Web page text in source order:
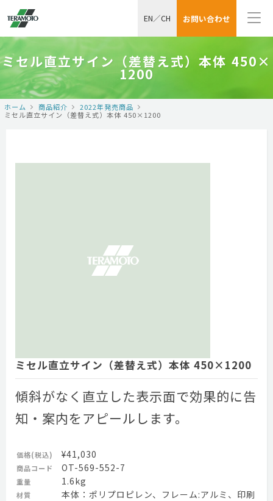
お問い合わせ
EN／CH
ミセル直立サイン（差替え式）本体 450×
1200
ホーム 商品紹介
2022年発売商品
ミセル直立サイン（差替え式）本体 450×1200
ミセル直立サイン（差替え式）本体 450×1200
傾斜がなく直立した表示面で効果的に告
知・案内をアピールします。
価格(税込) ¥41,030
商品コード OT-569-552-7
重量 1.6kg
材質
本体：ポリプロピレン、フレーム:アルミ、印刷